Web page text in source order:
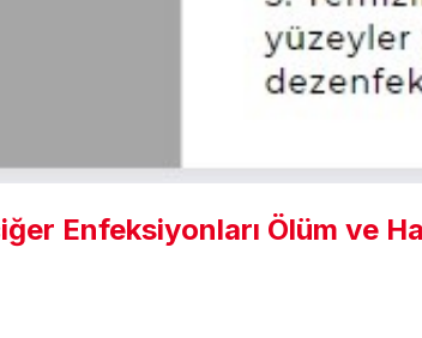
Enfeksiyonları Ölüm ve